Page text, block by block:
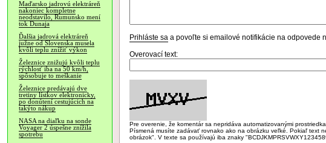
Maďarsko jadrovú elektráreň
nakoniec kompletne
neodstavilo, Rumunsko mení
tok Dunaja
Ďalšia jadrová elektráreň
južne od Slovenska musela
kvôli teplu znížiť výkon
Železnice znižujú kvôli teplu
rýchlosť iba na 50 km/h,
spôsobuje to meškanie
Železnice predávajú dve
tretiny lístkov elektronicky,
po donútení cestujúcich na
takýto nákup
NASA na diaľku na sonde
Voyager 2 úspešne znížila
spotrebu
Prihláste sa a povoľte si emailové notifikácie na odpovede
Overovací text:
Pre overenie, že komentár sa nepridáva automatizovanými
Písmená musíte zadávať rovnako ako na obrázku veľké. Pokiaľ text
obrázok". V texte sa používajú iba znaky